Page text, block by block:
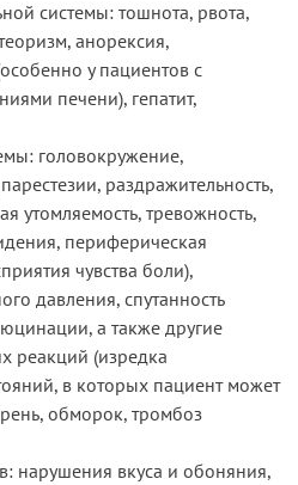
системы: тошнота, рвота,
анорексия,
у пациентов с
печени), гепатит,
головокружение,
раздражительность,
утомляемость, тревожность,
периферическая
чувства боли),
давления, спутанность
а также другие
реакций (изредка
в которых пациент может
обморок, тромбоз
нарушения вкуса и обоняния,